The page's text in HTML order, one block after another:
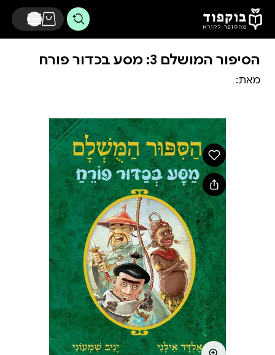
דלג לתוכן הראשי
הסיפור המושלם 3: מסע בכדור פורח
מאת: